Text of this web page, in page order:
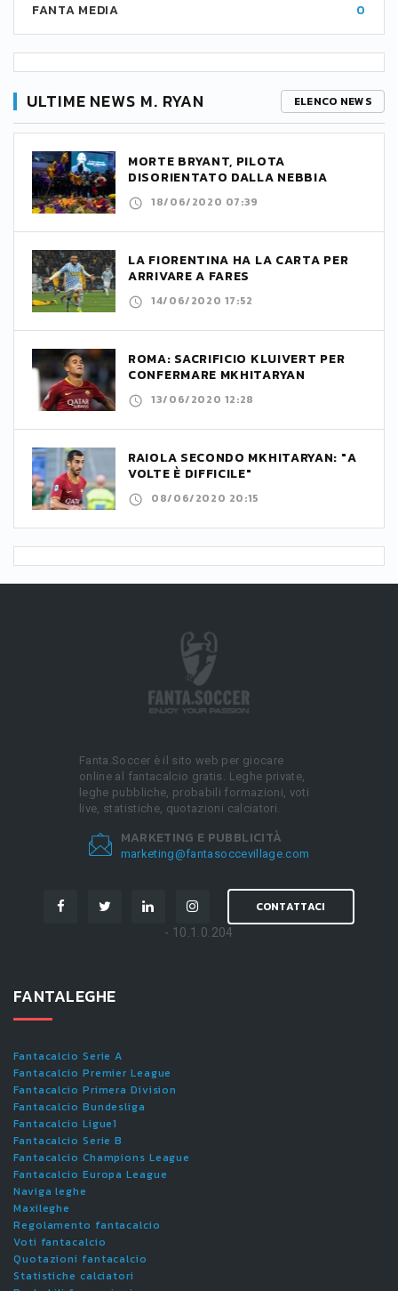
FANTA MEDIA 0
ULTIME NEWS M. RYAN ELENCO NEWS
MORTE BRYANT, PILOTA
DISORIENTATO DALLA NEBBIA
18/06/2020 07:39
LA FIORENTINA HA LA CARTA PER
ARRIVARE A FARES
14/06/2020 17:52
ROMA: SACRIFICIO KLUIVERT PER
CONFERMARE MKHITARYAN
13/06/2020 12:28
RAIOLA SECONDO MKHITARYAN: "A
VOLTE È DIFFICILE"
08/06/2020 20:15
Fanta.Soccer è il sito web per giocare
online al fantacalcio gratis. Leghe private,
leghe pubbliche, probabili formazioni, voti
live, statistiche, quotazioni calciatori.
MARKETING E PUBBLICITÀ
marketing@fantasoccevillage.com
CONTATTACI
- 10.1.0.204
FANTALEGHE
Fantacalcio Serie A
Fantacalcio Premier League
Fantacalcio Primera Division
Fantacalcio Bundesliga
Fantacalcio Ligue1
Fantacalcio Serie B
Fantacalcio Champions League
Fantacalcio Europa League
Naviga leghe
Maxileghe
Regolamento fantacalcio
Voti fantacalcio
Quotazioni fantacalcio
Statistiche calciatori